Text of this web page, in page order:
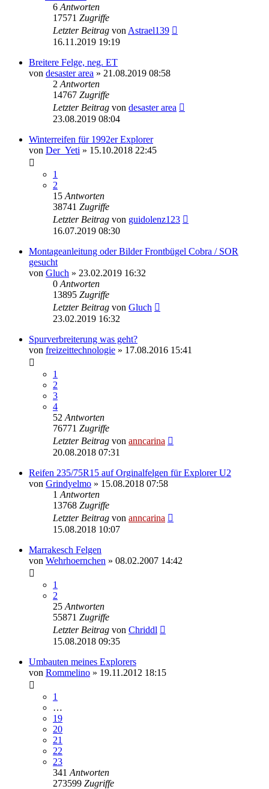
6 Antworten
17571 Zugriffe
Letzter Beitrag von Astrael139
16.11.2019 19:19
Breitere Felge, neg. ET
von desaster area » 21.08.2019 08:58
2 Antworten
14767 Zugriffe
Letzter Beitrag von desaster area
23.08.2019 08:04
Winterreifen für 1992er Explorer
von Der_Yeti » 15.10.2018 22:45
1
2
15 Antworten
38741 Zugriffe
Letzter Beitrag von guidolenz123
16.07.2019 08:30
Montageanleitung oder Bilder Frontbügel Cobra / SOR
gesucht
von Gluch » 23.02.2019 16:32
0 Antworten
13895 Zugriffe
Letzter Beitrag von Gluch
23.02.2019 16:32
Spurverbreiterung was geht?
von freizeittechnologie » 17.08.2016 15:41
1
2
3
4
52 Antworten
76771 Zugriffe
Letzter Beitrag von anncarina
20.08.2018 07:31
Reifen 235/75R15 auf Orginalfelgen für Explorer U2
von Grindyelmo » 15.08.2018 07:58
1 Antworten
13768 Zugriffe
Letzter Beitrag von anncarina
15.08.2018 10:07
Marrakesch Felgen
von Wehrhoernchen » 08.02.2007 14:42
1
2
25 Antworten
55871 Zugriffe
Letzter Beitrag von Chriddl
15.08.2018 09:35
Umbauten meines Explorers
von Rommelino » 19.11.2012 18:15
1
…
19
20
21
22
23
341 Antworten
273599 Zugriffe